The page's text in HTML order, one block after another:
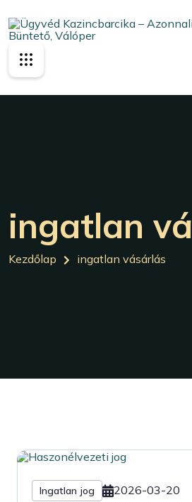
ingatlan
Kezdőlap ingatlan vásárlás
Ingatlan jog 2026-03-20